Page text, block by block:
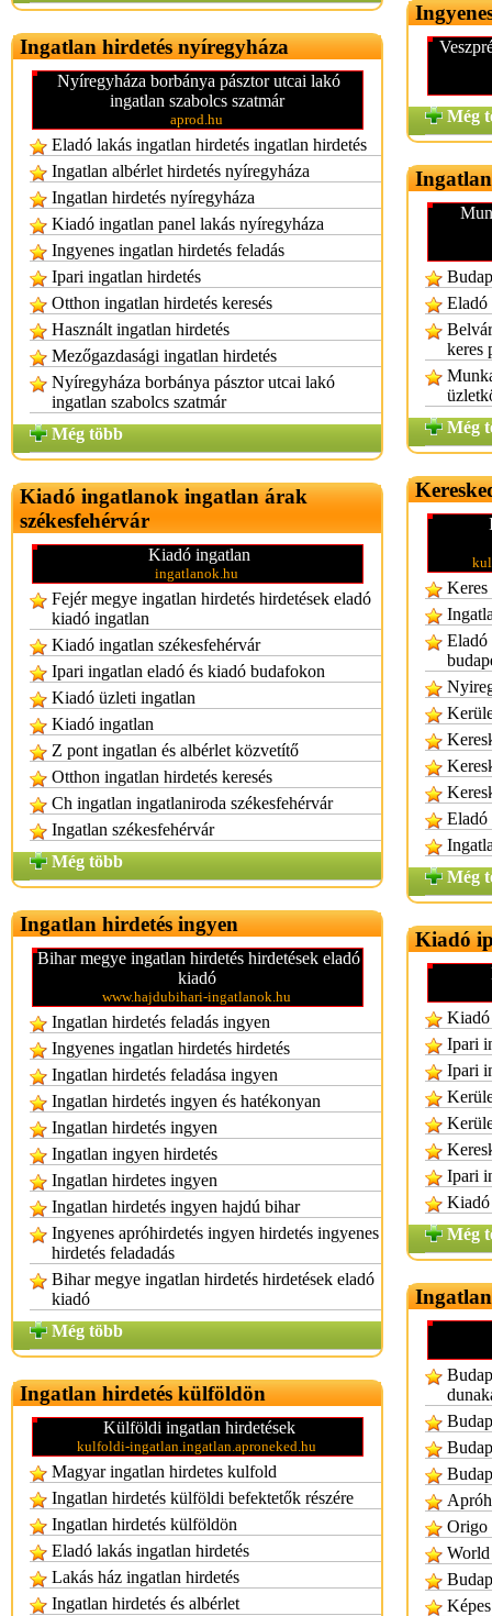
Ingatlan hirdetés nyíregyháza
Nyíregyháza borbánya pásztor utcai lakó
ingatlan szabolcs szatmár
aprod.hu
Eladó lakás ingatlan hirdetés ingatlan hirdetés
Ingatlan albérlet hirdetés nyíregyháza
Ingatlan hirdetés nyíregyháza
Kiadó ingatlan panel lakás nyíregyháza
Ingyenes ingatlan hirdetés feladás
Ipari ingatlan hirdetés
Otthon ingatlan hirdetés keresés
Használt ingatlan hirdetés
Mezőgazdasági ingatlan hirdetés
Nyíregyháza borbánya pásztor utcai lakó
ingatlan szabolcs szatmár
Még több
Kiadó ingatlanok ingatlan árak
székesfehérvár
Kiadó ingatlan
ingatlanok.hu
Fejér megye ingatlan hirdetés hirdetések eladó
kiadó ingatlan
Kiadó ingatlan székesfehérvár
Ipari ingatlan eladó és kiadó budafokon
Kiadó üzleti ingatlan
Kiadó ingatlan
Z pont ingatlan és albérlet közvetítő
Otthon ingatlan hirdetés keresés
Ch ingatlan ingatlaniroda székesfehérvár
Ingatlan székesfehérvár
Még több
Ingatlan hirdetés ingyen
Bihar megye ingatlan hirdetés hirdetések eladó
kiadó
www.hajdubihari-ingatlanok.hu
Ingatlan hirdetés feladás ingyen
Ingyenes ingatlan hirdetés hirdetés
Ingatlan hirdetés feladása ingyen
Ingatlan hirdetés ingyen és hatékonyan
Ingatlan hirdetés ingyen
Ingatlan ingyen hirdetés
Ingatlan hirdetes ingyen
Ingatlan hirdetés ingyen hajdú bihar
Ingyenes apróhirdetés ingyen hirdetés ingyenes
hirdetés feladadás
Bihar megye ingatlan hirdetés hirdetések eladó
kiadó
Még több
Ingatlan hirdetés külföldön
Külföldi ingatlan hirdetések
kulfoldi-ingatlan.ingatlan.aproneked.hu
Magyar ingatlan hirdetes kulfold
Ingatlan hirdetés külföldi befektetők részére
Ingatlan hirdetés külföldön
Eladó lakás ingatlan hirdetés
Lakás ház ingatlan hirdetés
Ingatlan hirdetés és albérlet
Még
Eladó
keres
Még
Keres
Eladó
Eladó
Még
Kiadó
Kiadó
Ipari
Ipari
Ipari
Kiadó
Még
Origo
World